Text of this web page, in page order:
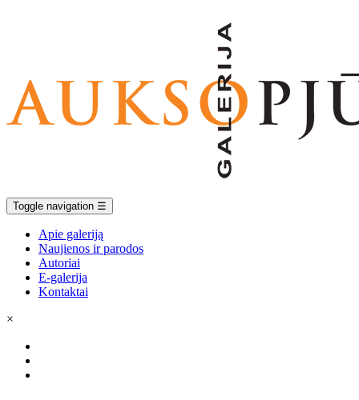
Toggle navigation ☰
Apie galeriją
Naujienos ir parodos
Autoriai
E-galerija
Kontaktai
×